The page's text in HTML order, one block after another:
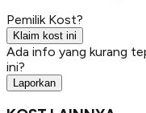
Pemilik Kost?
Klaim kost ini
Ada info yang kurang
ini?
Laporkan